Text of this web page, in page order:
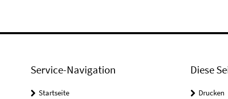
Service-Navigation
Startseite
Diese
Drucken